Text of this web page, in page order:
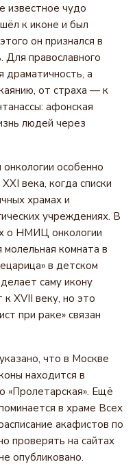
известное чудо
к иконе и был
он признался в
Для православного
драматичность, а
от страха — к
афонская
людей через
особенно
века, когда списки
храмах и
учреждениях. В
о НМИЦ онкологии
комната в
в детском
саму икону
к XVII веку, но это
при раке» связан
что в Москве
находится в
«Пролетарская». Ещё
в храме Всех
акафистов по
проверять на сайтах
опубликовано.